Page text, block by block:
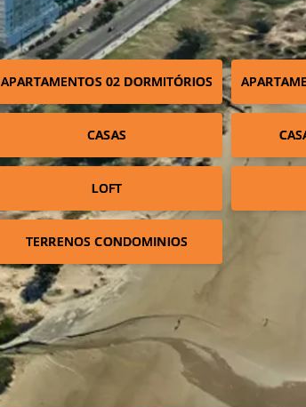
APARTAMENTOS 02 DORMITÓRIOS
CASAS
LOFT
TERRENOS CONDOMINIOS